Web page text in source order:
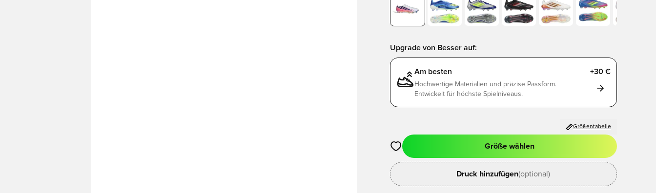
Upgrade von Besser auf:
Am besten +30 €
Hochwertige Materialien und präzise Passform.
Entwickelt für höchste Spielniveaus.
Größentabelle
Öffnet ein neues Fenster zum Anmelden oder Registrieren als Mitglied
Größe wählen
Druck hinzufügen(optional)